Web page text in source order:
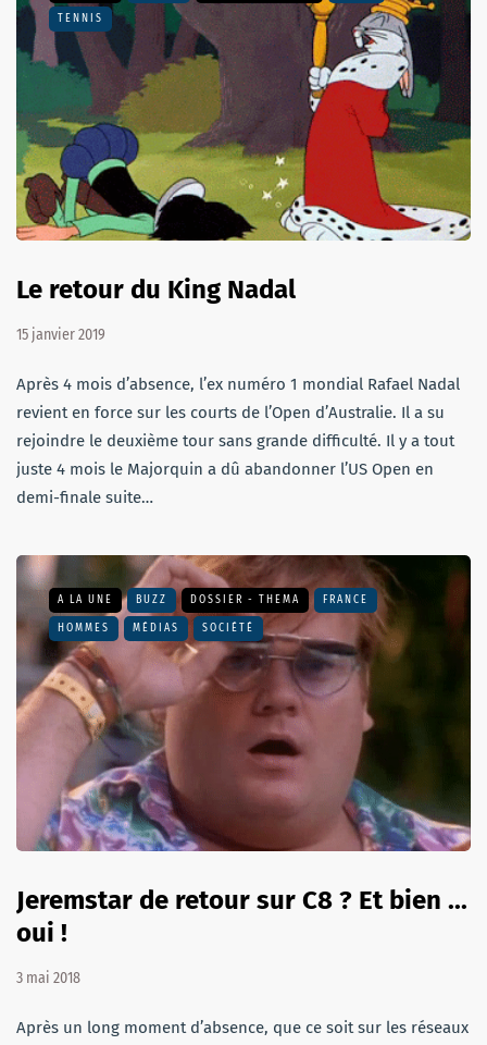
TENNIS
Le retour du King Nadal
15 janvier 2019
Après 4 mois d’absence, l’ex numéro 1 mondial Rafael Nadal
revient en force sur les courts de l’Open d’Australie. Il a su
rejoindre le deuxième tour sans grande difficulté. Il y a tout
juste 4 mois le Majorquin a dû abandonner l’US Open en
demi-finale suite…
A LA UNE BUZZ DOSSIER - THEMA FRANCE
HOMMES MÉDIAS SOCIÉTÉ
Jeremstar de retour sur C8 ? Et bien ...
oui !
3 mai 2018
Après un long moment d’absence, que ce soit sur les réseaux